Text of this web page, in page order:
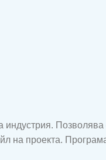
на проекта.